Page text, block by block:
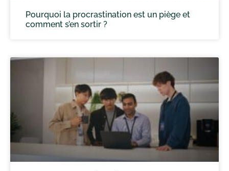
Pourquoi la procrastination est un piège et
comment s’en sortir ?